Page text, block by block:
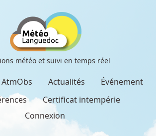
météo et suivi en temps réel
AtmObs Actualités
Événement
Certificat intempérie
Connexion